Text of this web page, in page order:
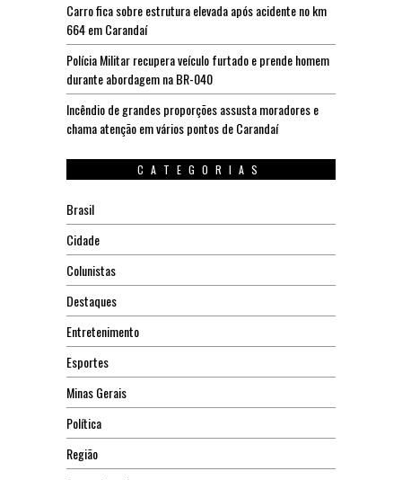
Carro fica sobre estrutura elevada após acidente no km
664 em Carandaí
Polícia Militar recupera veículo furtado e prende homem
durante abordagem na BR-040
Incêndio de grandes proporções assusta moradores e
chama atenção em vários pontos de Carandaí
CATEGORIAS
Brasil
Cidade
Colunistas
Destaques
Entretenimento
Esportes
Minas Gerais
Política
Região